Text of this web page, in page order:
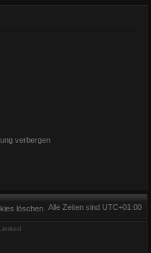
verbergen
Alle Zeiten sind UTC+01:00
löschen